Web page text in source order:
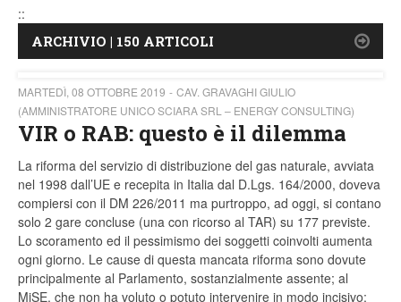
::
ARCHIVIO | 150 ARTICOLI
MARTEDÌ, 08 OTTOBRE 2019
CAV. GRAVAGHI GIULIO
(AMMINISTRATORE UNICO SCIARA SRL – ENERGY CONSULTING)
VIR o RAB: questo è il dilemma
La riforma del servizio di distribuzione del gas naturale, avviata
nel 1998 dall’UE e recepita in Italia dal D.Lgs. 164/2000, doveva
compiersi con il DM 226/2011 ma purtroppo, ad oggi, si contano
solo 2 gare concluse (una con ricorso al TAR) su 177 previste.
Lo scoramento ed il pessimismo dei soggetti coinvolti aumenta
ogni giorno. Le cause di questa mancata riforma sono dovute
principalmente al Parlamento, sostanzialmente assente; al
MiSE, che non ha voluto o potuto intervenire in modo incisivo;